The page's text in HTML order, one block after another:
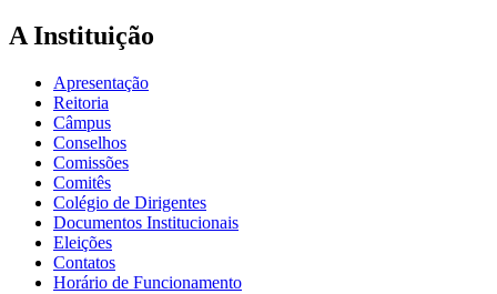
A Instituição
Apresentação
Reitoria
Câmpus
Conselhos
Comissões
Comitês
Colégio de Dirigentes
Documentos Institucionais
Eleições
Contatos
Horário de Funcionamento